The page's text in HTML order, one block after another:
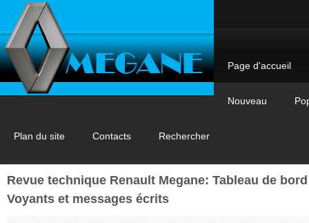
Page d'accueil
Nouveau
Plan du site Contacts Rechercher
Revue technique Renault Megane: Tableau de
Voyants et messages écrits